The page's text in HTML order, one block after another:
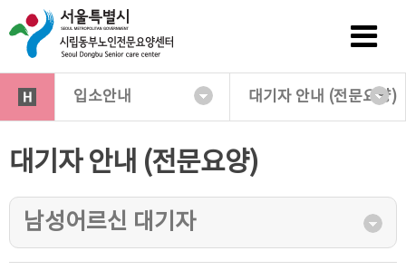
입소안내 대기자 안내 (전문요양)
대기자 안내 (전문요양)
남성어르신 대기자